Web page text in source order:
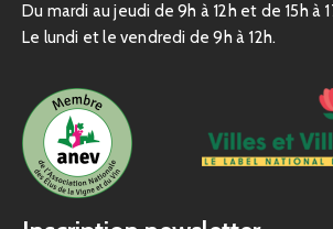
Du mardi au jeudi de 9h à 12h et de 15h à
Le lundi et le vendredi de 9h à 12h.